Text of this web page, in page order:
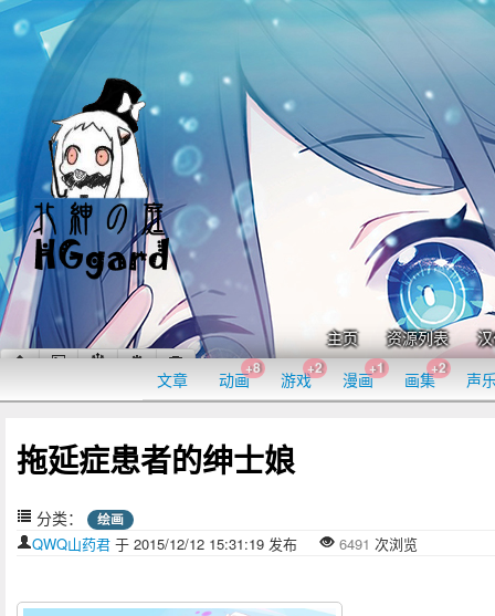
主页 资源列表
文章 动画
+8
游戏
+2
漫画
+1
画集
+2
声
拖延症患者的绅士娘
分类： 绘画
QWQ山药君 于 2015/12/12 15:31:19 发布 6491 次浏览